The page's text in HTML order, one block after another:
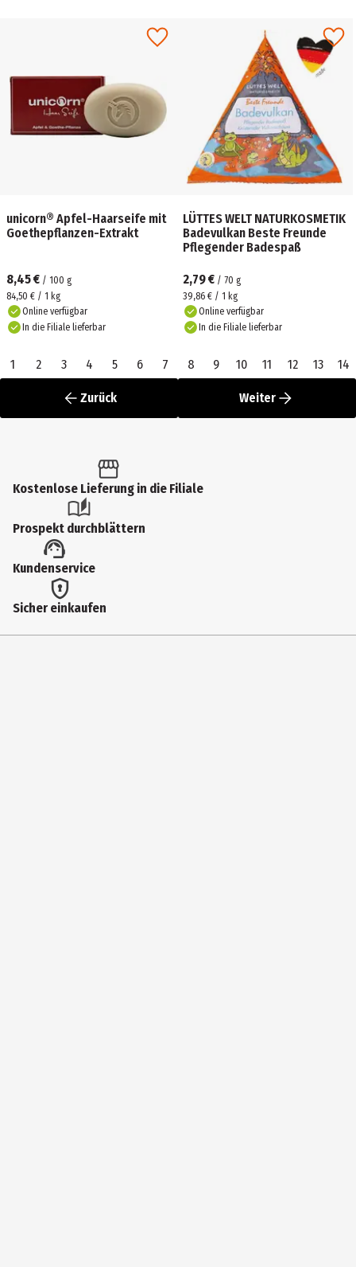
unicorn® Apfel-Haarseife mit
Goethepflanzen-Extrakt
8,45 € / 100 g
84,50 € / 1 kg
Online verfügbar
In die Filiale lieferbar
LÜTTES WELT NATURKOSMETIK
Badevulkan Beste Freunde
Pflegender Badespaß
2,79 € / 70 g
39,86 € / 1 kg
Online verfügbar
In die Filiale lieferbar
1 2 3 4 5 6 7 8 9 10 11 12 13 14
Zurück Weiter
Kostenlose Lieferung in die Filiale
Prospekt durchblättern
Kundenservice
Sicher einkaufen